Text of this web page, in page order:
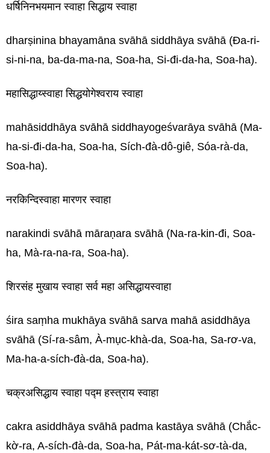
धर्षिनिनभयमान स्वाहा सिद्धाय स्वाहा
dharṣinina bhayamāna svāhā siddhāya svāhā (Đa-ri-
si-ni-na, ba-da-ma-na, Soa-ha, Si-đi-da-ha, Soa-ha).
महासिद्धाय्स्वाहा सिद्धयोगेश्वराय स्वाहा
mahāsiddhāya svāhā siddhayogeśvarāya svāhā (Ma-
ha-si-đi-da-ha, Soa-ha, Sích-đà-dô-giê, Sóa-rà-da,
Soa-ha).
नरकिन्दिस्वाहा मारणर स्वाहा
narakindi svāhā māraṇara svāhā (Na-ra-kin-đi, Soa-
ha, Mà-ra-na-ra, Soa-ha).
शिरसंह मुखाय स्वाहा सर्व महा असिद्धायस्वाहा
śira saṃha mukhāya svāhā sarva mahā asiddhāya
svāhā (Sí-ra-sâm, À-mục-khà-da, Soa-ha, Sa-rơ-va,
Ma-ha-a-sích-đà-da, Soa-ha).
चक्रअसिद्धाय स्वाहा पद्म हस्त्राय स्वाहा
cakra asiddhāya svāhā padma kastāya svāhā (Chắc-
kờ-ra, A-sích-đà-da, Soa-ha, Pát-ma-kát-sơ-tà-da,